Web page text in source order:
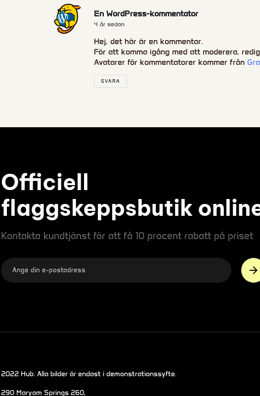
En WordPress-kommentator
4 år sedan
Hej, det här är en kommentar.
För att komma igång med att moderera,
Avatarer för kommentatorer kommer från
SVARA
Officiell
flaggskeppsbutik
Kontakta kundtjänst för att få 10 procent rabatt på priset
2022 Hub. Alla bilder är endast i demonstrationssyfte.
290 Maryam Springs 260,